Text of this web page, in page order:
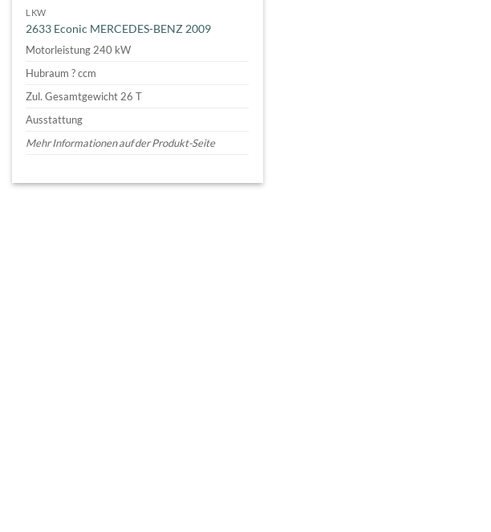
LKW
2633 Econic MERCEDES-BENZ 2009
Motorleistung 240 kW
Hubraum ? ccm
Zul. Gesamtgewicht 26 T
Ausstattung
Mehr Informationen auf der Produkt-Seite